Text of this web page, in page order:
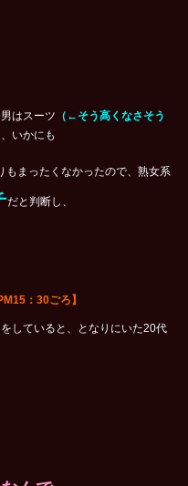
はスーツ （←そう高くなさそう
いかにも
もまったくなかったので、熟女系
だと判断し、
：30ごろ】
していると、となりにいた20代